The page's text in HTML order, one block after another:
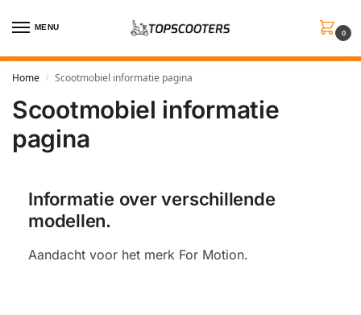
MENU
0
Home / Scootmobiel informatie pagina
Scootmobiel informatie
pagina
Informatie over verschillende
modellen.
Aandacht voor het merk For Motion.